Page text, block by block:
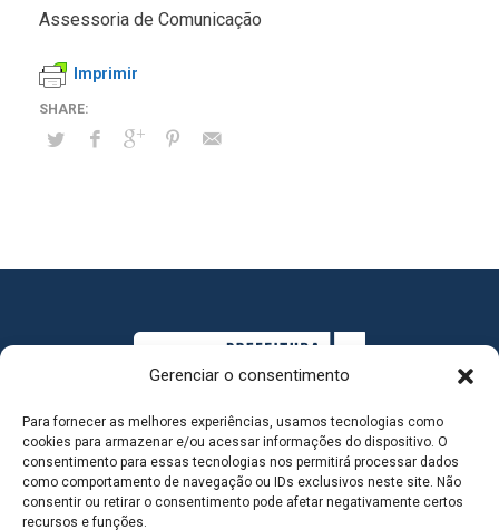
Gerenciar o consentimento
Para fornecer as melhores experiências, usamos tecnologias como
cookies para armazenar e/ou acessar informações do dispositivo. O
consentimento para essas tecnologias nos permitirá processar dados
como comportamento de navegação ou IDs exclusivos neste site. Não
consentir ou retirar o consentimento pode afetar negativamente certos
recursos e funções.
Assessoria de Comunicação
Imprimir
MAPA DO SITE